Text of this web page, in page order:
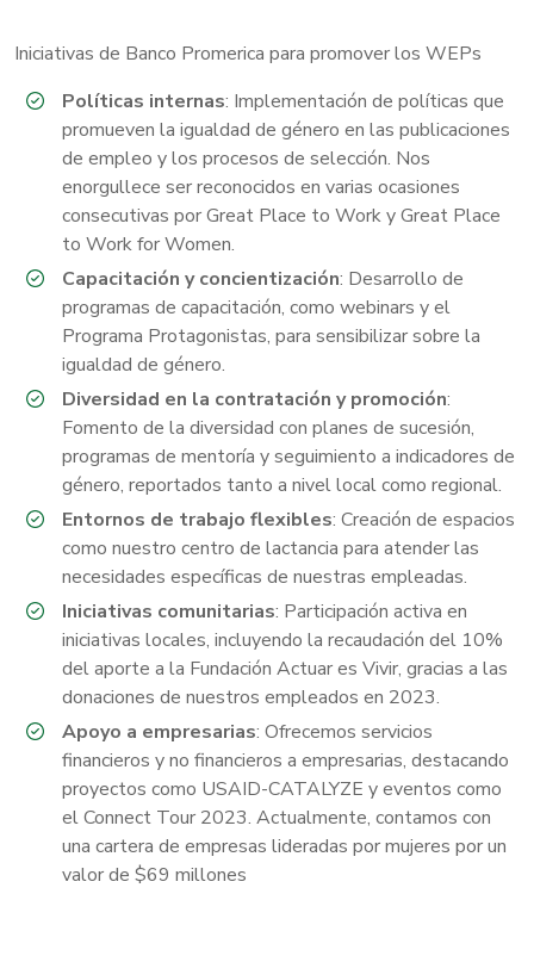
Iniciativas de Banco Promerica para promover los WEPs
Políticas internas: Implementación de políticas que
promueven la igualdad de género en las publicaciones
de empleo y los procesos de selección. Nos
enorgullece ser reconocidos en varias ocasiones
consecutivas por Great Place to Work y Great Place
to Work for Women.
Capacitación y concientización: Desarrollo de
programas de capacitación, como webinars y el
Programa Protagonistas, para sensibilizar sobre la
igualdad de género.
Diversidad en la contratación y promoción:
Fomento de la diversidad con planes de sucesión,
programas de mentoría y seguimiento a indicadores de
género, reportados tanto a nivel local como regional.
Entornos de trabajo flexibles: Creación de espacios
como nuestro centro de lactancia para atender las
necesidades específicas de nuestras empleadas.
Iniciativas comunitarias: Participación activa en
iniciativas locales, incluyendo la recaudación del 10%
del aporte a la Fundación Actuar es Vivir, gracias a las
donaciones de nuestros empleados en 2023.
Apoyo a empresarias: Ofrecemos servicios
financieros y no financieros a empresarias, destacando
proyectos como USAID-CATALYZE y eventos como
el Connect Tour 2023. Actualmente, contamos con
una cartera de empresas lideradas por mujeres por un
valor de $69 millones